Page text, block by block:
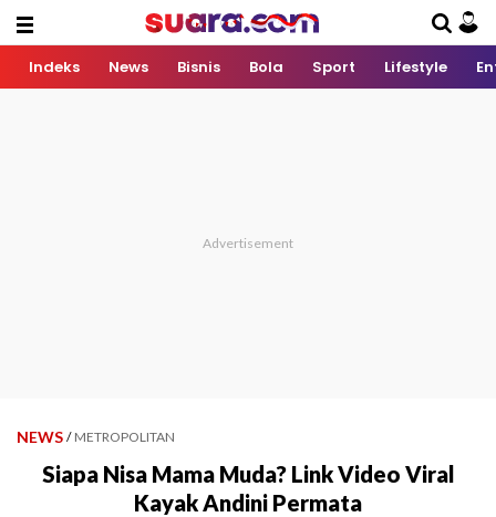
Indeks News Bisnis Bola Sport Lifestyle
NEWS / METROPOLITAN
Siapa Nisa Mama Muda? Link Video Viral
Kayak Andini Permata